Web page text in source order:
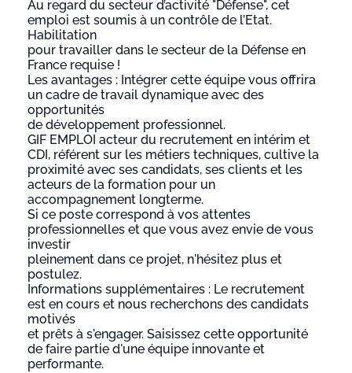
Au regard du secteur d’activité "Défense", cet
emploi est soumis à un contrôle de l’Etat.
Habilitation
pour travailler dans le secteur de la Défense en
France requise !
Les avantages : Intégrer cette équipe vous offrira
un cadre de travail dynamique avec des
opportunités
de développement professionnel.
GIF EMPLOI acteur du recrutement en intérim et
CDI, référent sur les métiers techniques, cultive la
proximité avec ses candidats, ses clients et les
acteurs de la formation pour un
accompagnement longterme.
Si ce poste correspond à vos attentes
professionnelles et que vous avez envie de vous
investir
pleinement dans ce projet, n'hésitez plus et
postulez.
Informations supplémentaires : Le recrutement
est en cours et nous recherchons des candidats
motivés
et prêts à s'engager. Saisissez cette opportunité
de faire partie d'une équipe innovante et
performante.